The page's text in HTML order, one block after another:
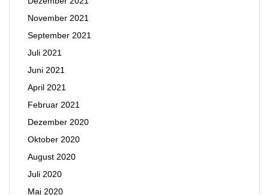
November 2021
September 2021
Juli 2021
Juni 2021
April 2021
Februar 2021
Dezember 2020
Oktober 2020
August 2020
Juli 2020
Mai 2020